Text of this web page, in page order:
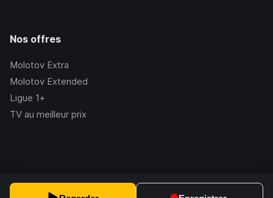
Nos offres
Molotov Extra
Molotov Extended
Ligue 1+
TV au meilleur prix
2.228.1